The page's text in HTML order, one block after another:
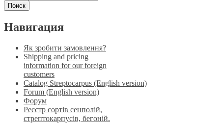
Навигация
Як зробити замовлення?
Shipping and pricing
information for our foreign
customers
Catalog Streptocarpus (English version)
Forum (English version)
Форум
Реєстр сортів сенполій,
стрептокарпусів, бегоній.